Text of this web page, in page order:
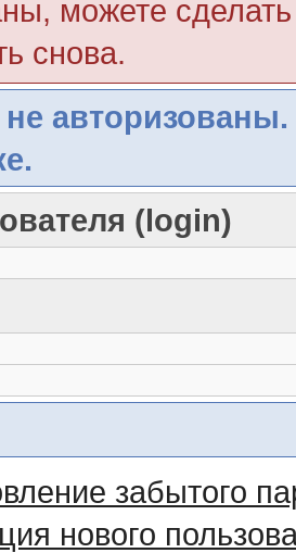
можете
снова.
авторизованы.
(login)
забытого
нового